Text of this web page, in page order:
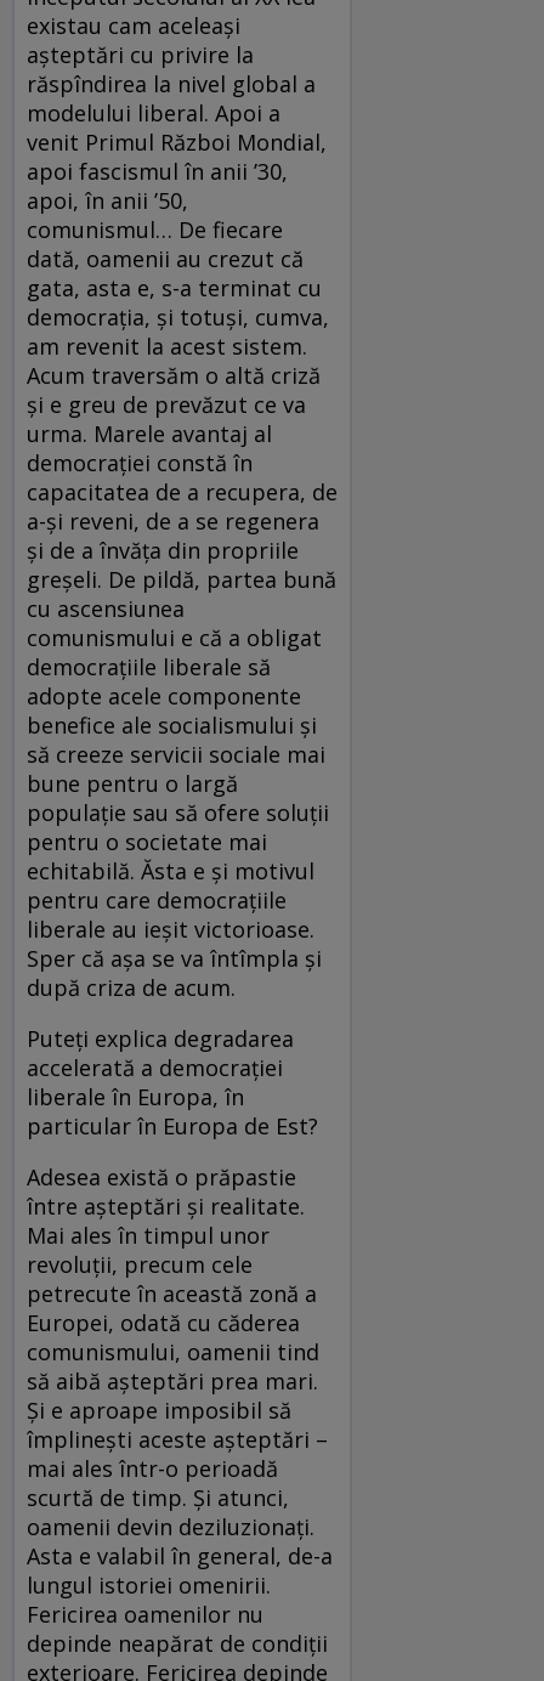
existau cam aceleași
așteptări cu privire la
răspîndirea la nivel global a
modelului liberal. Apoi a
venit Primul Război Mondial,
apoi fascismul în anii ’30,
apoi, în anii ’50,
comunismul… De fiecare
dată, oamenii au crezut că
gata, asta e, s-a terminat cu
democrația, și totuși, cumva,
am revenit la acest sistem.
Acum traversăm o altă criză
și e greu de prevăzut ce va
urma. Marele avantaj al
democrației constă în
capacitatea de a recupera, de
a-și reveni, de a se regenera
și de a învăța din propriile
greșeli. De pildă, partea bună
cu ascensiunea
comunismului e că a obligat
democrațiile liberale să
adopte acele componente
benefice ale socialismului și
să creeze servicii sociale mai
bune pentru o largă
populație sau să ofere soluții
pentru o societate mai
echitabilă. Ăsta e și motivul
pentru care democrațiile
liberale au ieșit victorioase.
Sper că așa se va întîmpla și
după criza de acum.
Puteți explica degradarea
accelerată a democrației
liberale în Europa, în
particular în Europa de Est?
Adesea există o prăpastie
între așteptări și realitate.
Mai ales în timpul unor
revoluții, precum cele
petrecute în această zonă a
Europei, odată cu căderea
comunismului, oamenii tind
să aibă așteptări prea mari.
Și e aproape imposibil să
împlinești aceste așteptări –
mai ales într-o perioadă
scurtă de timp. Și atunci,
oamenii devin deziluzionați.
Asta e valabil în general, de-a
lungul istoriei omenirii.
Fericirea oamenilor nu
depinde neapărat de condiții
exterioare. Fericirea depinde